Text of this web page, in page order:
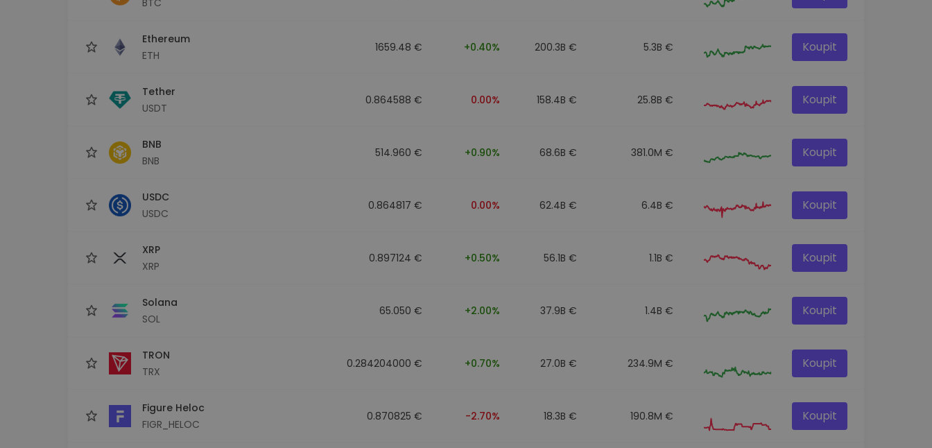
Ethereum
ETH
1659.48 € +0.40% 200.3B € 5.3B € Koupit
Tether
USDT
0.864588 € 0.00% 158.4B € 25.8B € Koupit
BNB
BNB
514.960 € +0.90% 68.6B € 381.0M € Koupit
USDC
USDC
0.864817 € 0.00% 62.4B € 6.4B € Koupit
XRP
XRP
0.897124 € +0.50% 56.1B € 1.1B € Koupit
Solana
SOL
65.050 € +2.00% 37.9B € 1.4B € Koupit
TRON
TRX
0.284204000 € +0.70% 27.0B € 234.9M € Koupit
Figure Heloc
FIGR_HELOC
0.870825 € -2.70% 18.3B € 190.8M € Koupit